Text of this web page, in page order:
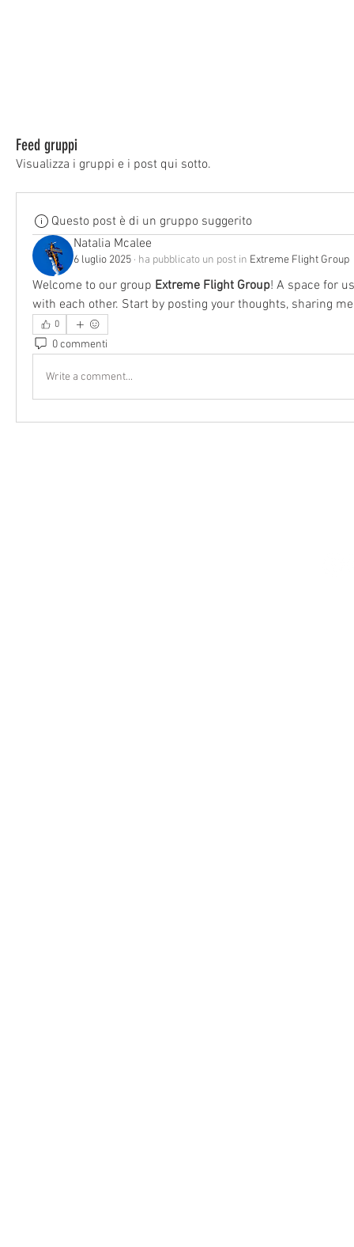
Feed gruppi
Visualizza i gruppi e i post qui sotto.
Questo post è di un gruppo suggerito
Natalia Mcalee
6 luglio 2025 · ha pubblicato un post in Extreme Flight Group
Welcome to our group Extreme Flight Group! A space for
with each other. Start by posting your thoughts, sharing
0
0 commenti
Write a comment...